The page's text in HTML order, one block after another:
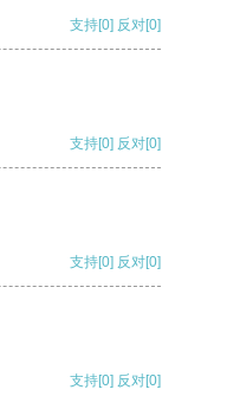
支持[0] 反对[0]
支持[0] 反对[0]
支持[0] 反对[0]
支持[0] 反对[0]